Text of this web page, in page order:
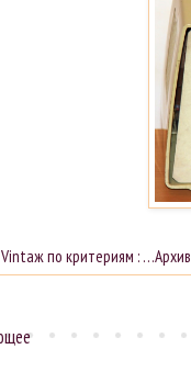
по критериям : …Архив